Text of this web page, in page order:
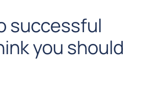
successful
you should